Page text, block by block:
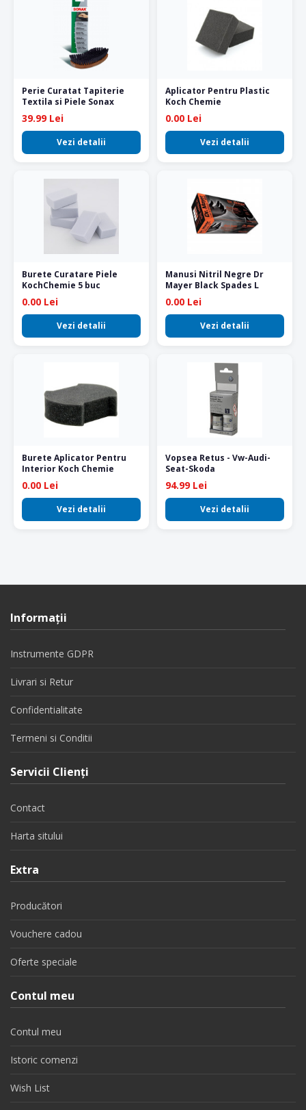
Perie Curatat Tapiterie
Textila si Piele Sonax
39.99 Lei
Vezi detalii
Aplicator Pentru Plastic
Koch Chemie
0.00 Lei
Vezi detalii
Burete Curatare Piele
KochChemie 5 buc
0.00 Lei
Vezi detalii
Manusi Nitril Negre Dr
Mayer Black Spades L
0.00 Lei
Vezi detalii
Burete Aplicator Pentru
Interior Koch Chemie
0.00 Lei
Vezi detalii
Vopsea Retus - Vw-Audi-
Seat-Skoda
94.99 Lei
Vezi detalii
Informaţii
Instrumente GDPR
Livrari si Retur
Confidentialitate
Termeni si Conditii
Servicii Clienţi
Contact
Harta sitului
Extra
Producători
Vouchere cadou
Oferte speciale
Contul meu
Contul meu
Istoric comenzi
Wish List